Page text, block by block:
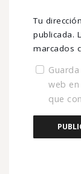
Tu
publicada.
marcados
web
que